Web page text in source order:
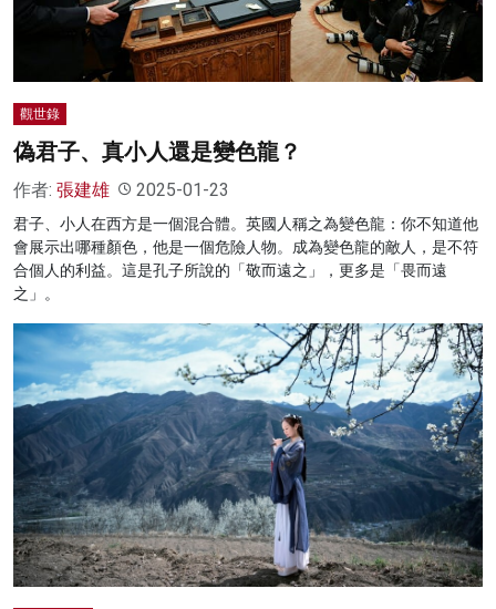
觀世錄
偽君子、真小人還是變色龍？
作者: 張建雄 2025-01-23
君子、小人在西方是一個混合體。英國人稱之為變色龍：你不知道他
會展示出哪種顏色，他是一個危險人物。成為變色龍的敵人，是不符
合個人的利益。這是孔子所說的「敬而遠之」，更多是「畏而遠
之」。